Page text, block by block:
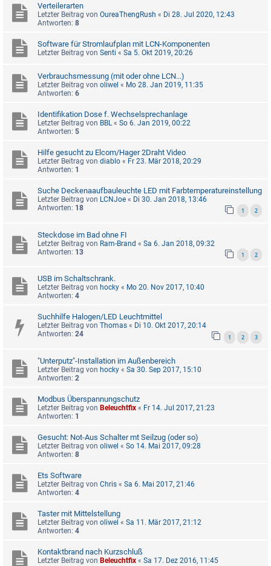
Verteilerarten
Letzter Beitrag von OureaThengRush « Di 28. Jul 2020, 12:43
Antworten: 8
Software für Stromlaufplan mit LCN-Komponenten
Letzter Beitrag von Senti « Sa 5. Okt 2019, 20:26
Verbrauchsmessung (mit oder ohne LCN...)
Letzter Beitrag von oliwel « Mo 28. Jan 2019, 11:35
Antworten: 6
Identifikation Dose f. Wechselsprechanlage
Letzter Beitrag von BBL « So 6. Jan 2019, 00:22
Antworten: 5
Hilfe gesucht zu Elcom/Hager 2Draht Video
Letzter Beitrag von diablo « Fr 23. Mär 2018, 20:29
Antworten: 1
Suche Deckenaaufbauleuchte LED mit Farbtemperatureinstellung
Letzter Beitrag von LCNJoe « Di 30. Jan 2018, 13:46
Antworten: 18 1 2
Steckdose im Bad ohne FI
Letzter Beitrag von Ram-Brand « Sa 6. Jan 2018, 09:32
Antworten: 13 1 2
USB im Schaltschrank.
Letzter Beitrag von hocky « Mo 20. Nov 2017, 10:40
Antworten: 4
Suchhilfe Halogen/LED Leuchtmittel
Letzter Beitrag von Thomas « Di 10. Okt 2017, 20:14
Antworten: 24 1 2 3
"Unterputz"-Installation im Außenbereich
Letzter Beitrag von hocky « Sa 30. Sep 2017, 15:10
Antworten: 2
Modbus Überspannungschutz
Letzter Beitrag von Beleuchtfix « Fr 14. Jul 2017, 21:23
Antworten: 1
Gesucht: Not-Aus Schalter mt Seilzug (oder so)
Letzter Beitrag von oliwel « So 14. Mai 2017, 09:28
Antworten: 8
Ets Software
Letzter Beitrag von Chris « Sa 6. Mai 2017, 21:46
Antworten: 4
Taster mit Mittelstellung
Letzter Beitrag von oliwel « Sa 11. Mär 2017, 21:12
Antworten: 4
Kontaktbrand nach Kurzschluß
Letzter Beitrag von Beleuchtfix « Sa 17. Dez 2016, 11:45